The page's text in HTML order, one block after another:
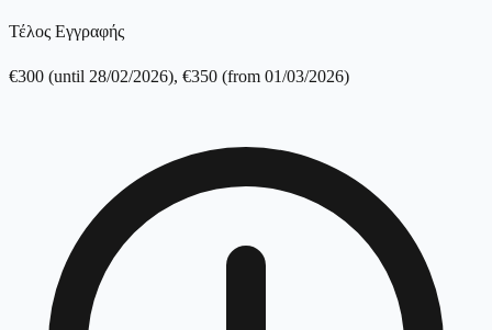
Τέλος Εγγραφής
€300 (until 28/02/2026), €350 (from 01/03/2026)